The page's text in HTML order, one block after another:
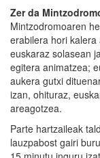
Zer da
Mintzodromoaren
erabilera hori
euskaraz solasean
egitera animatzea;
aukera gutxi
izan, ohituraz,
areagotzea.
Parte hartzaileak
lauzpabost gairi